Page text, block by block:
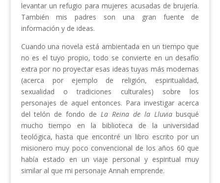
levantar un refugio para mujeres acusadas de brujería.
También mis padres son una gran fuente de
información y de ideas.
Cuando una novela está ambientada en un tiempo que
no es el tuyo propio, todo se convierte en un desafío
extra por no proyectar esas ideas tuyas más modernas
(acerca por ejemplo de religión, espiritualidad,
sexualidad o tradiciones culturales) sobre los
personajes de aquel entonces. Para investigar acerca
del telón de fondo de La Reina de la Lluviabusqué
mucho tiempo en la biblioteca de la universidad
teológica, hasta que encontré un libro escrito por un
misionero muy poco convencional de los años 60 que
había estado en un viaje personal y espiritual muy
similar al que mi personaje Annah emprende.